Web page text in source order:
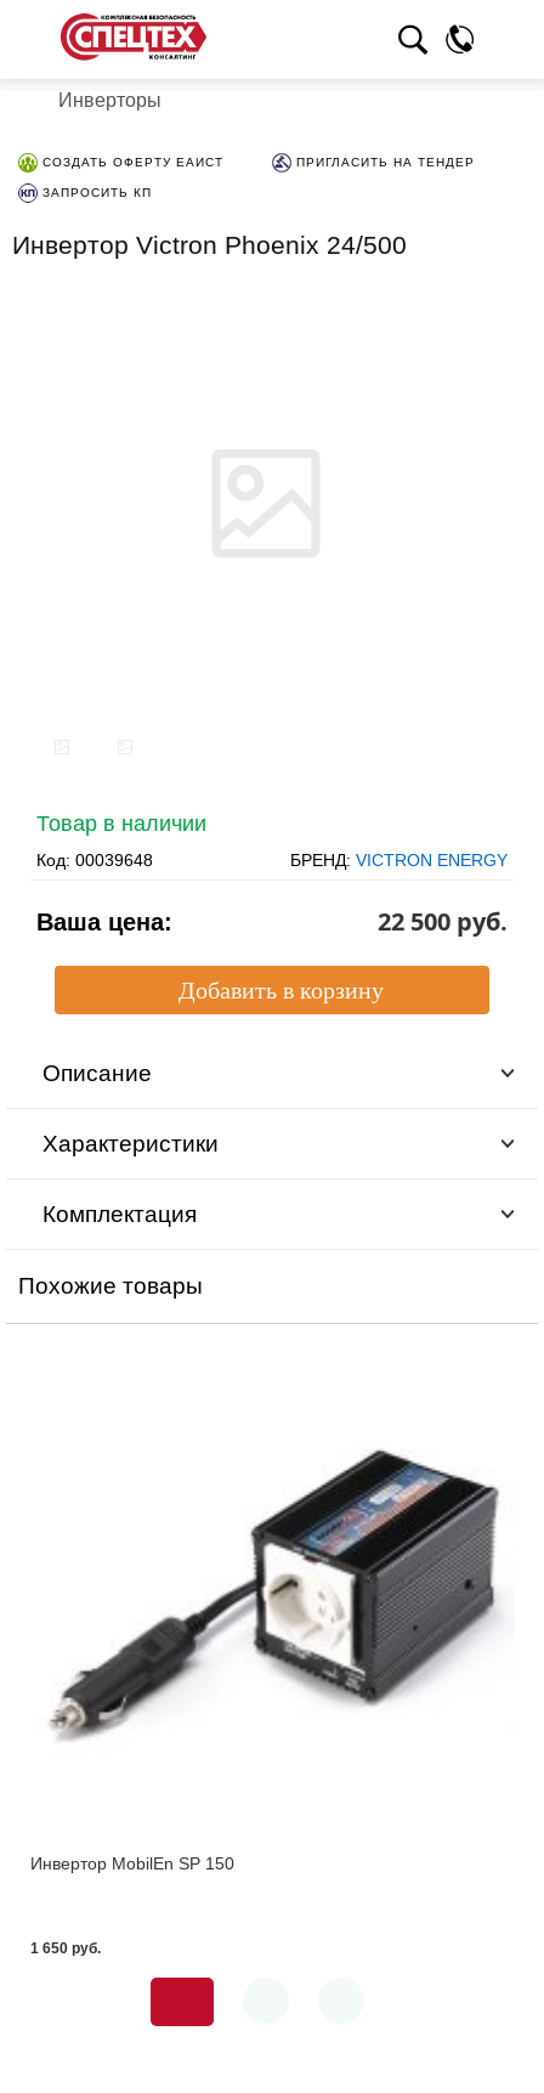
Инверторы
СОЗДАТЬ ОФЕРТУ ЕАИСТ ПРИГЛАСИТЬ НА ТЕНДЕР
ЗАПРОСИТЬ КП
Инвертор Victron Phoenix 24/500
Товар в наличии
Код: 00039648 БРЕНД: VICTRON ENERGY
Ваша цена: 22 500 pуб.
Описание
Характеристики
Комплектация
Похожие товары
Инвертор MobilEn SP 150
1 650 pуб.